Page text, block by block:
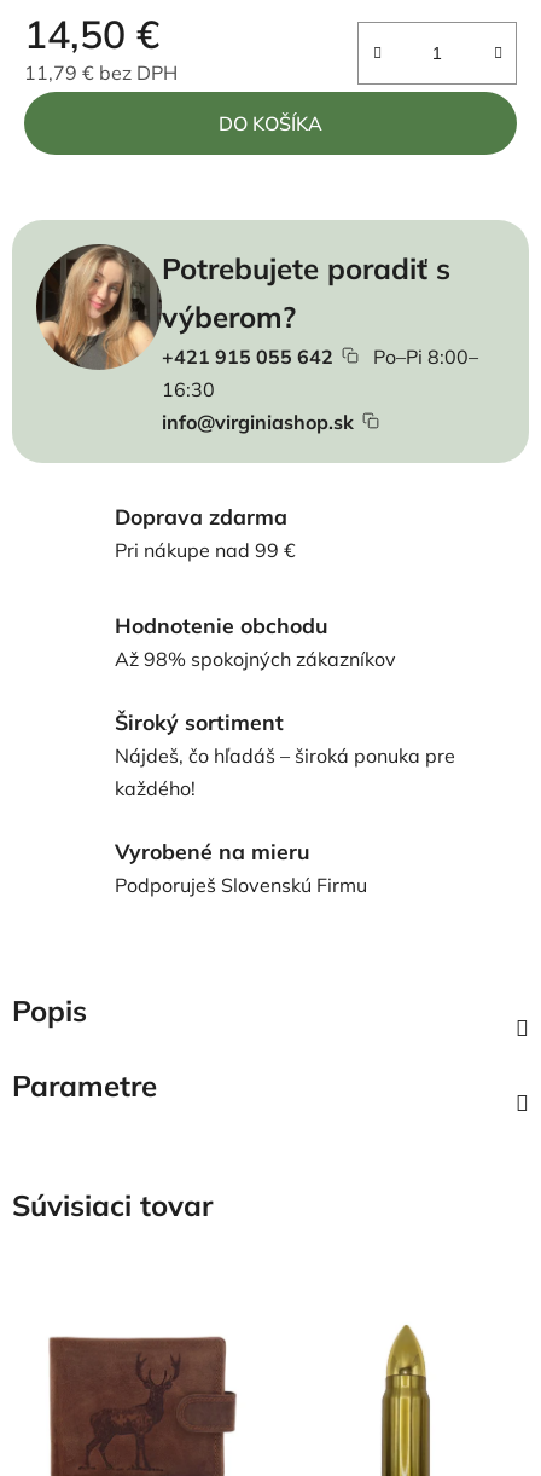
14,50 €
11,79 € bez DPH
Jednotková cena:
DO KOŠÍKA
Potrebujete poradiť s
výberom?
+421 915 055 642
Po–Pi 8:00–
16:30
info@virginiashop.sk
Doprava zdarma
Pri nákupe nad 99 €
Hodnotenie obchodu
Až 98% spokojných zákazníkov
Široký sortiment
Nájdeš, čo hľadáš – široká ponuka pre
každého!
Vyrobené na mieru
Podporuješ Slovenskú Firmu
Popis
Parametre
Súvisiaci tovar